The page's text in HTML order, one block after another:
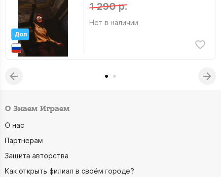
Доп
1 290 р.
Нет в наличии
О Знаем Играем
О нас
Партнёрам
Защита авторства
Как открыть филиал в своём городе?